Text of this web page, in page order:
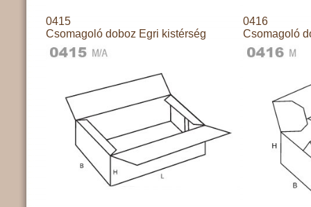
0415
Csomagoló doboz Egri kistérség
0416
Csomagoló